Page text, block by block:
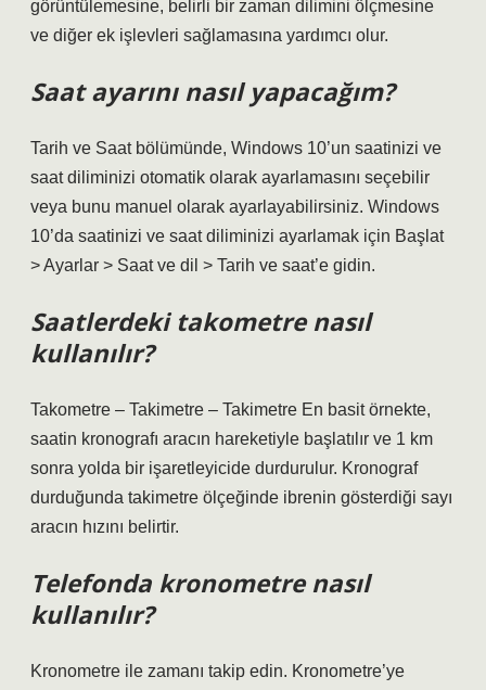
görüntülemesine, belirli bir zaman dilimini ölçmesine
ve diğer ek işlevleri sağlamasına yardımcı olur.
Saat ayarını nasıl yapacağım?
Tarih ve Saat bölümünde, Windows 10’un saatinizi ve
saat diliminizi otomatik olarak ayarlamasını seçebilir
veya bunu manuel olarak ayarlayabilirsiniz. Windows
10’da saatinizi ve saat diliminizi ayarlamak için Başlat
> Ayarlar > Saat ve dil > Tarih ve saat’e gidin.
Saatlerdeki takometre nasıl
kullanılır?
Takometre – Takimetre – Takimetre En basit örnekte,
saatin kronografı aracın hareketiyle başlatılır ve 1 km
sonra yolda bir işaretleyicide durdurulur. Kronograf
durduğunda takimetre ölçeğinde ibrenin gösterdiği sayı
aracın hızını belirtir.
Telefonda kronometre nasıl
kullanılır?
Kronometre ile zamanı takip edin. Kronometre’ye